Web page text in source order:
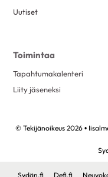
Uutiset
Toimintaa
Tapahtumakalenteri
Liity jäseneksi
© Tekijänoikeus 2026 •
Sydän.fi Defi.fi